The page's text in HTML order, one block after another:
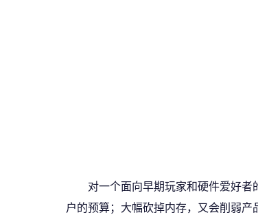
对一个面向早期玩家和硬件爱好
户的预算；大幅砍掉内存，又会削弱产